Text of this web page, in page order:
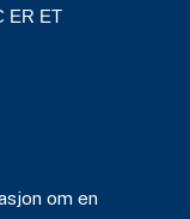
ER ET
om en